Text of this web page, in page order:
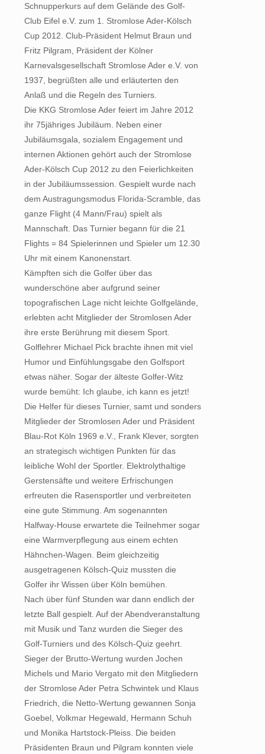
Schnupperkurs auf dem Gelände des Golf-
Club Eifel e.V. zum 1. Stromlose Ader-Kölsch
Cup 2012. Club-Präsident Helmut Braun und
Fritz Pilgram, Präsident der Kölner
Karnevalsgesellschaft Stromlose Ader e.V. von
1937, begrüßten alle und erläuterten den
Anlaß und die Regeln des Turniers.
Die KKG Stromlose Ader feiert im Jahre 2012
ihr 75jähriges Jubiläum. Neben einer
Jubiläumsgala, sozialem Engagement und
internen Aktionen gehört auch der Stromlose
Ader-Kölsch Cup 2012 zu den Feierlichkeiten
in der Jubiläumssession. Gespielt wurde nach
dem Austragungsmodus Florida-Scramble, das
ganze Flight (4 Mann/Frau) spielt als
Mannschaft. Das Turnier begann für die 21
Flights = 84 Spielerinnen und Spieler um 12.30
Uhr mit einem Kanonenstart.
Kämpften sich die Golfer über das
wunderschöne aber aufgrund seiner
topografischen Lage nicht leichte Golfgelände,
erlebten acht Mitglieder der Stromlosen Ader
ihre erste Berührung mit diesem Sport.
Golflehrer Michael Pick brachte ihnen mit viel
Humor und Einfühlungsgabe den Golfsport
etwas näher. Sogar der älteste Golfer-Witz
wurde bemüht: Ich glaube, ich kann es jetzt!
Die Helfer für dieses Turnier, samt und sonders
Mitglieder der Stromlosen Ader und Präsident
Blau-Rot Köln 1969 e.V., Frank Klever, sorgten
an strategisch wichtigen Punkten für das
leibliche Wohl der Sportler. Elektrolythaltige
Gerstensäfte und weitere Erfrischungen
erfreuten die Rasensportler und verbreiteten
eine gute Stimmung. Am sogenannten
Halfway-House erwartete die Teilnehmer sogar
eine Warmverpflegung aus einem echten
Hähnchen-Wagen. Beim gleichzeitig
ausgetragenen Kölsch-Quiz mussten die
Golfer ihr Wissen über Köln bemühen.
Nach über fünf Stunden war dann endlich der
letzte Ball gespielt. Auf der Abendveranstaltung
mit Musik und Tanz wurden die Sieger des
Golf-Turniers und des Kölsch-Quiz geehrt.
Sieger der Brutto-Wertung wurden Jochen
Michels und Mario Vergato mit den Mitgliedern
der Stromlose Ader Petra Schwintek und Klaus
Friedrich, die Netto-Wertung gewannen Sonja
Goebel, Volkmar Hegewald, Hermann Schuh
und Monika Hartstock-Pleiss. Die beiden
Präsidenten Braun und Pilgram konnten viele